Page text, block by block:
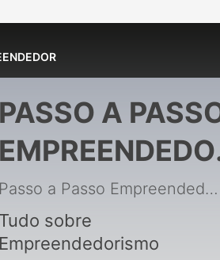
PASSO A
de Passo a Passo
Empreendedor
Passo a Passo Empreendedor
Tudo sobre
Empreendedorismo